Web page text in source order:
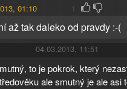
01:10 1
až tak daleko od pravdy :-(
04.03.2013, 11:51
to je pokrok, který
ale smutný je ale asi